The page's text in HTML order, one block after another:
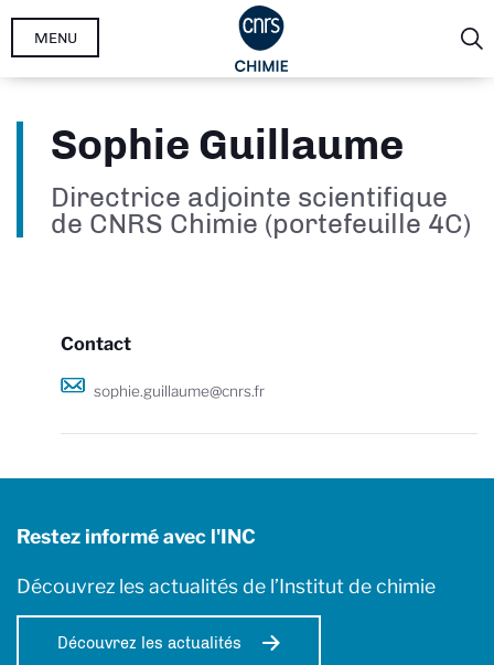
Aller
MENU
Sophie Guillaume
Directrice adjointe scientifique
de CNRS Chimie (portefeuille 4C)
Contact
sophie.guillaume@cnrs.fr
Restez informé avec l'INC
Découvrez les actualités de l’Institut de chimie
Découvrez les actualités